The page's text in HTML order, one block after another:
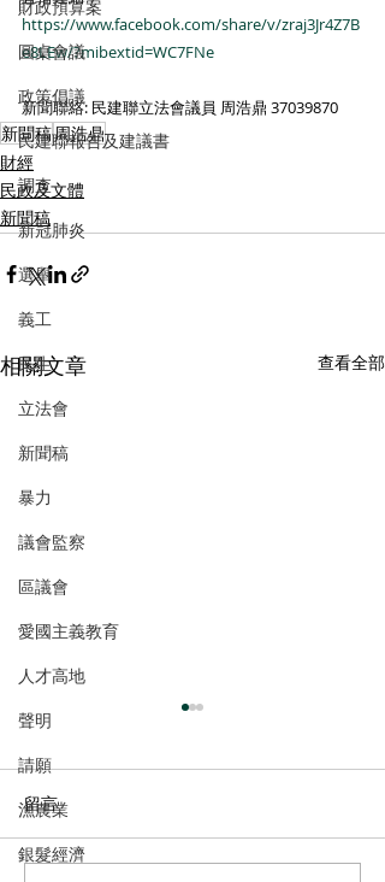
財政預算案
圓桌會議
政策倡議
民建聯報告及建議書
調查
新冠肺炎
選舉
義工
民生
立法會
新聞稿
暴力
議會監察
區議會
愛國主義教育
人才高地
聲明
請願
漁農業
銀髮經濟
https://www.facebook.com/share/v/zraj3Jr4Z7B
e8LEw/?mibextid=WC7FNe
新聞聯絡: 民建聯立法會議員 周浩鼎 37039870
新聞稿周浩鼎
財經
民政及文體
新聞稿
相關文章 查看全部
留言